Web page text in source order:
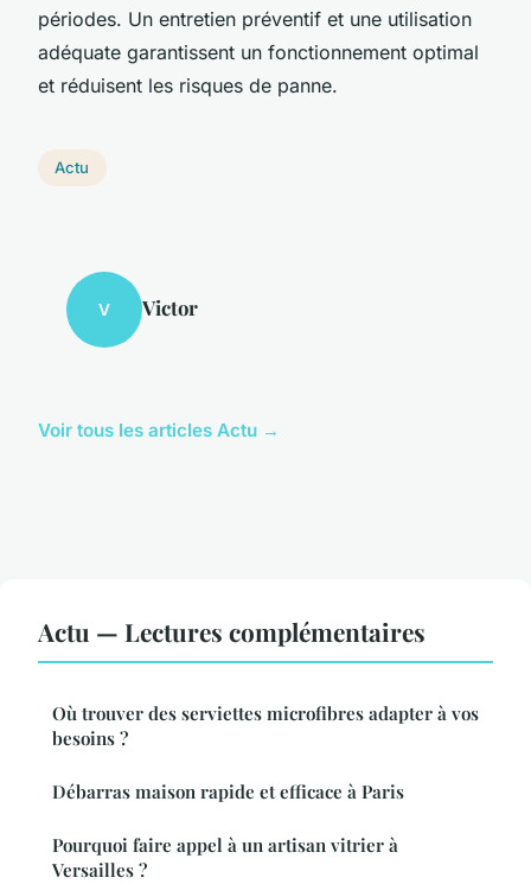
périodes. Un entretien préventif et une utilisation
adéquate garantissent un fonctionnement optimal
et réduisent les risques de panne.
Actu
V Victor
Voir tous les articles Actu →
Actu — Lectures complémentaires
Où trouver des serviettes microfibres adapter à vos
besoins ?
Débarras maison rapide et efficace à Paris
Pourquoi faire appel à un artisan vitrier à
Versailles ?